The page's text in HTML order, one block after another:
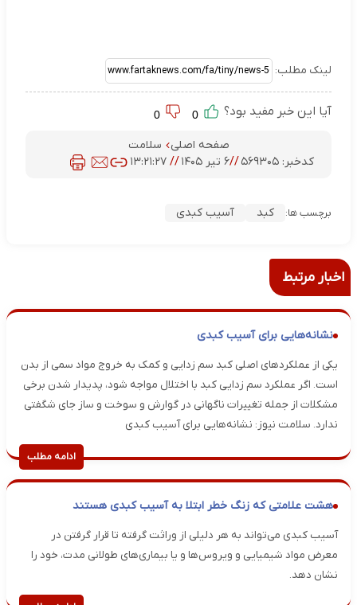
لینک مطلب:
آیا این خبر مفید بود؟
صفحه اصلی
سلامت
کدخبر: ۵۶۹۳۰۵ //۶ تیر ۱۴۰۵ // ۱۳:۲۱:۲۷
برچسب ها: کبد آسیب کبدی
اخبار مرتبط
نشانه‌هایی برای آسیب کبدی
یکی از عملکردهای اصلی کبد سم زدایی و کمک به خروج مواد سمی از بدن
است. اگر عملکرد سم زدایی کبد با اختلال مواجه شود، پدیدار شدن برخی
مشکلات از جمله تغییرات ناگهانی در گوارش و سوخت و ساز جای شگفتی
ندارد. سلامت نیوز: نشانه‌هایی برای آسیب کبدی
ادامه مطلب
هشت علامتی که زنگ خطر ابتلا به آسیب کبدی هستند
آسیب کبدی می‌تواند به هر دلیلی از وراثت گرفته تا قرار گرفتن در
معرض مواد شیمیایی و ویروس‌ها و یا بیماری‌های طولانی مدت، خود را
نشان دهد.